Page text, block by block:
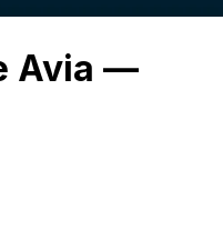
Avia —